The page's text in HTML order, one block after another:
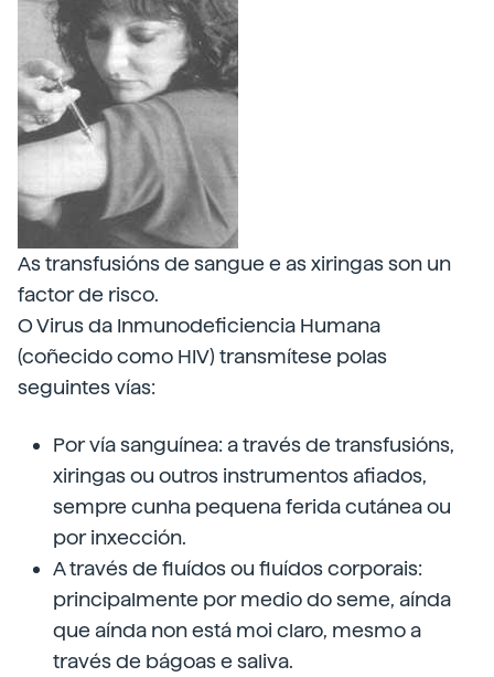
As transfusións de sangue e as xiringas son un
factor de risco.
O Virus da Inmunodeficiencia Humana
(coñecido como HIV) transmítese polas
seguintes vías:
Por vía sanguínea: a través de transfusións,
xiringas ou outros instrumentos afiados,
sempre cunha pequena ferida cutánea ou
por inxección.
A través de fluídos ou fluídos corporais:
principalmente por medio do seme, aínda
que aínda non está moi claro, mesmo a
través de bágoas e saliva.